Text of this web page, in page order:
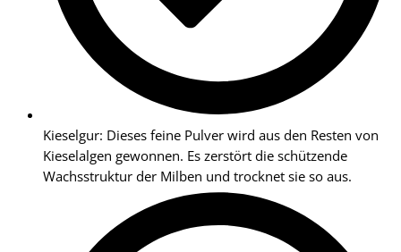
Kieselgur: Dieses feine Pulver wird aus den Resten von
Kieselalgen gewonnen. Es zerstört die schützende
Wachsstruktur der Milben und trocknet sie so aus.